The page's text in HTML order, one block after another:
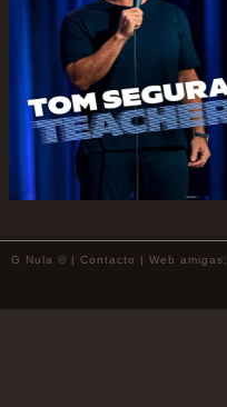
G Nula © | Contacto | Web amigas: